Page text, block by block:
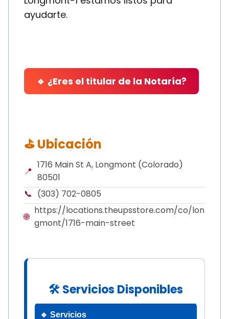
ayudarte.
🔹 ¿Eres el titular de la Notaría?
⛳ Ubicación
📍
1716 Main St A, Longmont (Colorado)
80501
📞 (303) 702-0805
🌐
https://locations.theupsstore.com/co/lon
gmont/1716-main-street
🛠 Servicios Disponibles
🔹 Servicios